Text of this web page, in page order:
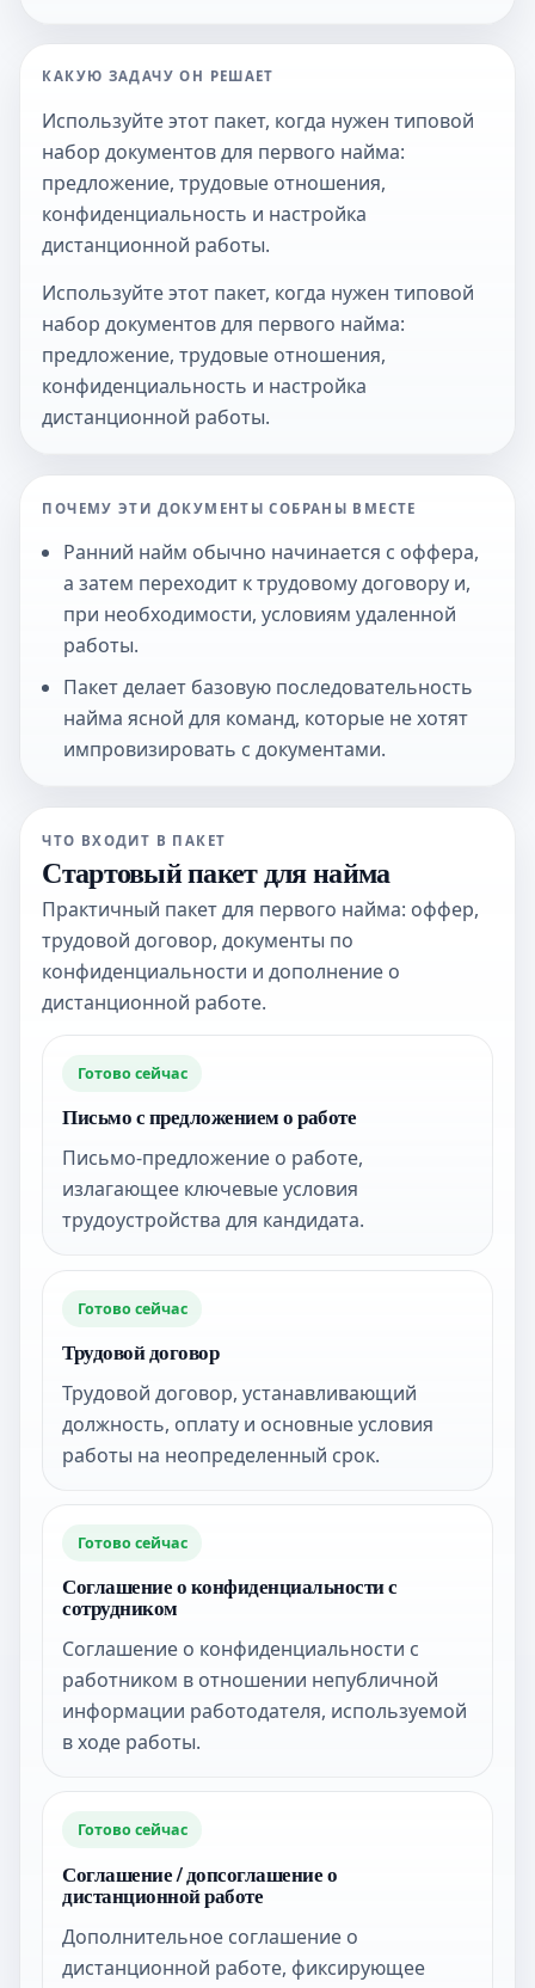
КАКУЮ ЗАДАЧУ ОН РЕШАЕТ
Используйте этот пакет, когда нужен типовой
набор документов для первого найма:
предложение, трудовые отношения,
конфиденциальность и настройка
дистанционной работы.
Используйте этот пакет, когда нужен типовой
набор документов для первого найма:
предложение, трудовые отношения,
конфиденциальность и настройка
дистанционной работы.
ПОЧЕМУ ЭТИ ДОКУМЕНТЫ СОБРАНЫ ВМЕСТЕ
Ранний найм обычно начинается с оффера,
а затем переходит к трудовому договору и,
при необходимости, условиям удаленной
работы.
Пакет делает базовую последовательность
найма ясной для команд, которые не хотят
импровизировать с документами.
ЧТО ВХОДИТ В ПАКЕТ
Стартовый пакет для найма
Практичный пакет для первого найма: оффер,
трудовой договор, документы по
конфиденциальности и дополнение о
дистанционной работе.
Готово сейчас
Письмо с предложением о работе
Письмо-предложение о работе,
излагающее ключевые условия
трудоустройства для кандидата.
Готово сейчас
Трудовой договор
Трудовой договор, устанавливающий
должность, оплату и основные условия
работы на неопределенный срок.
Готово сейчас
Соглашение о конфиденциальности с
сотрудником
Соглашение о конфиденциальности с
работником в отношении непубличной
информации работодателя, используемой
в ходе работы.
Готово сейчас
Соглашение / допсоглашение о
дистанционной работе
Дополнительное соглашение о
дистанционной работе, фиксирующее